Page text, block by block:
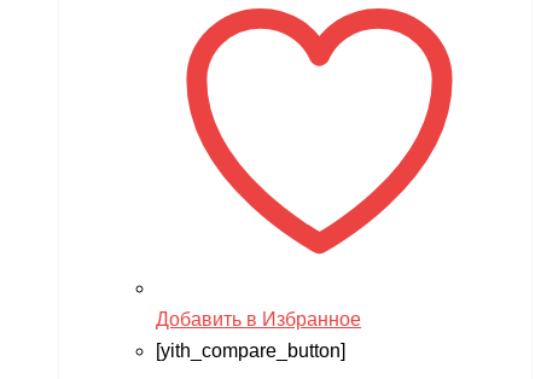
Добавить в Избранное
[yith_compare_button]